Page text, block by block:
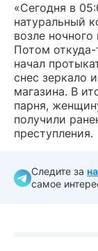
«Сегодня в
натуральный
возле
Потом
начал
снес зеркало
магазина. В
парня,
получили
преступления.
Следите за
самое